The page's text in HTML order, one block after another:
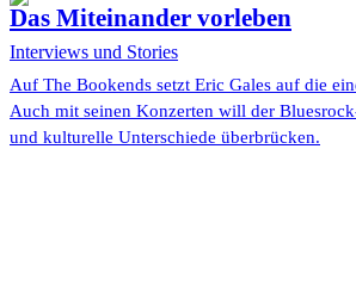
Das Miteinander vorleben
Interviews und Stories
Auf The Bookends setzt Eric Gales auf die
Auch mit seinen Konzerten will der
und kulturelle Unterschiede überbrücken.